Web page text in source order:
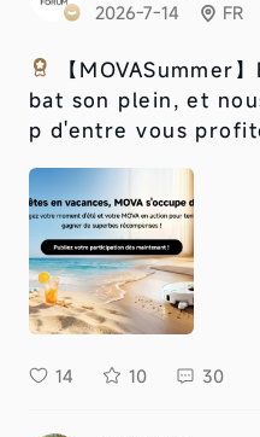
2026-7-14 FR
【MOVASummer】
bat son plein, et
p d'entre vous
14 10 30